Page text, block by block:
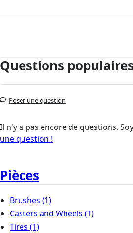
Questions
Poser une question
Il n'y a pas encore de questions.
une question !
Pièces
Brushes (1)
Casters and Wheels (1)
Tires (1)